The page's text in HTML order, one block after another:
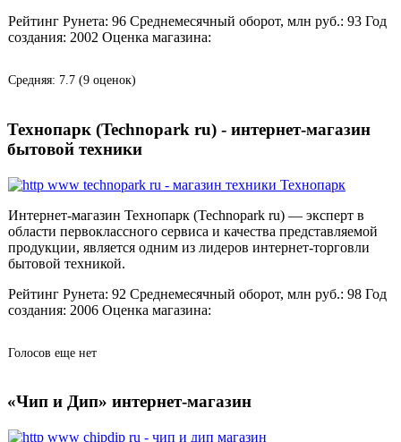
Рейтинг Рунета: 96 Среднемесячный оборот, млн руб.: 93 Год
создания: 2002 Оценка магазина:
Средняя: 7.7 (9 оценок)
Технопарк (Technopark ru) - интернет-магазин
бытовой техники
Интернет-магазин Технопарк (Technopark ru) — эксперт в
области первоклассного сервиса и качества представляемой
продукции, является одним из лидеров интернет-торговли
бытовой техникой.
Рейтинг Рунета: 92 Среднемесячный оборот, млн руб.: 98 Год
создания: 2006 Оценка магазина:
Голосов еще нет
«Чип и Дип» интернет-магазин